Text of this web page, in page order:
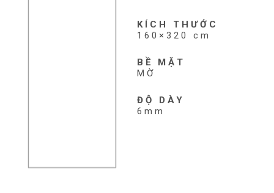
KÍCH THƯỚC
160×320 cm
BỀ MẶT
MỜ
ĐỘ DÀY
6mm